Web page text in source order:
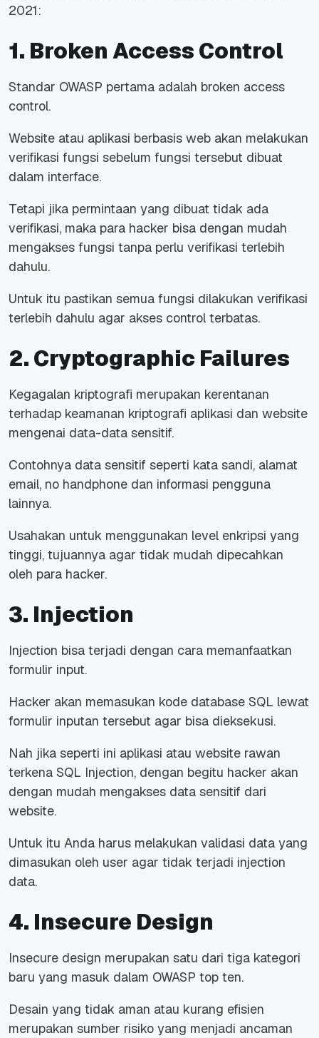
2021:
1. Broken Access Control
Standar OWASP pertama adalah broken access
control.
Website atau aplikasi berbasis web akan melakukan
verifikasi fungsi sebelum fungsi tersebut dibuat
dalam interface.
Tetapi jika permintaan yang dibuat tidak ada
verifikasi, maka para hacker bisa dengan mudah
mengakses fungsi tanpa perlu verifikasi terlebih
dahulu.
Untuk itu pastikan semua fungsi dilakukan verifikasi
terlebih dahulu agar akses control terbatas.
2. Cryptographic Failures
Kegagalan kriptografi merupakan kerentanan
terhadap keamanan kriptografi aplikasi dan website
mengenai data-data sensitif.
Contohnya data sensitif seperti kata sandi, alamat
email, no handphone dan informasi pengguna
lainnya.
Usahakan untuk menggunakan level enkripsi yang
tinggi, tujuannya agar tidak mudah dipecahkan
oleh para hacker.
3. Injection
Injection bisa terjadi dengan cara memanfaatkan
formulir input.
Hacker akan memasukan kode database SQL lewat
formulir inputan tersebut agar bisa dieksekusi.
Nah jika seperti ini aplikasi atau website rawan
terkena SQL Injection, dengan begitu hacker akan
dengan mudah mengakses data sensitif dari
website.
Untuk itu Anda harus melakukan validasi data yang
dimasukan oleh user agar tidak terjadi injection
data.
4. Insecure Design
Insecure design merupakan satu dari tiga kategori
baru yang masuk dalam OWASP top ten.
Desain yang tidak aman atau kurang efisien
merupakan sumber risiko yang menjadi ancaman